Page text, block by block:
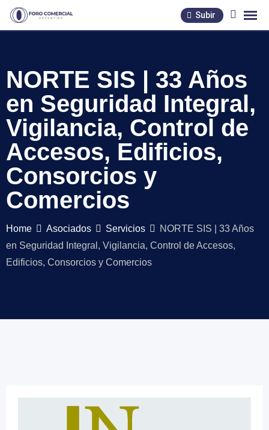
Skip
Subir
NORTE SIS | 33 Años
en Seguridad Integral,
Vigilancia, Control de
Accesos, Edificios,
Consorcios y
Comercios
Home Asociados Servicios
NORTE SIS | 33 Años
en Seguridad Integral, Vigilancia, Control de Accesos,
Edificios, Consorcios y Comercios